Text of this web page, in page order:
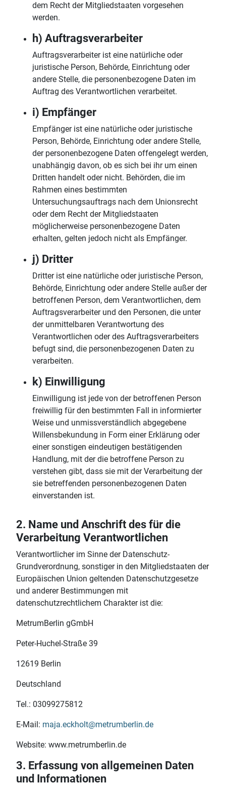
dem Recht der Mitgliedstaaten vorgesehen
werden.
h) Auftragsverarbeiter
Auftragsverarbeiter ist eine natürliche oder
juristische Person, Behörde, Einrichtung oder
andere Stelle, die personenbezogene Daten im
Auftrag des Verantwortlichen verarbeitet.
i) Empfänger
Empfänger ist eine natürliche oder juristische
Person, Behörde, Einrichtung oder andere Stelle,
der personenbezogene Daten offengelegt werden,
unabhängig davon, ob es sich bei ihr um einen
Dritten handelt oder nicht. Behörden, die im
Rahmen eines bestimmten
Untersuchungsauftrags nach dem Unionsrecht
oder dem Recht der Mitgliedstaaten
möglicherweise personenbezogene Daten
erhalten, gelten jedoch nicht als Empfänger.
j) Dritter
Dritter ist eine natürliche oder juristische Person,
Behörde, Einrichtung oder andere Stelle außer der
betroffenen Person, dem Verantwortlichen, dem
Auftragsverarbeiter und den Personen, die unter
der unmittelbaren Verantwortung des
Verantwortlichen oder des Auftragsverarbeiters
befugt sind, die personenbezogenen Daten zu
verarbeiten.
k) Einwilligung
Einwilligung ist jede von der betroffenen Person
freiwillig für den bestimmten Fall in informierter
Weise und unmissverständlich abgegebene
Willensbekundung in Form einer Erklärung oder
einer sonstigen eindeutigen bestätigenden
Handlung, mit der die betroffene Person zu
verstehen gibt, dass sie mit der Verarbeitung der
sie betreffenden personenbezogenen Daten
einverstanden ist.
2. Name und Anschrift des für die
Verarbeitung Verantwortlichen
Verantwortlicher im Sinne der Datenschutz-
Grundverordnung, sonstiger in den Mitgliedstaaten der
Europäischen Union geltenden Datenschutzgesetze
und anderer Bestimmungen mit
datenschutzrechtlichem Charakter ist die:
MetrumBerlin gGmbH
Peter-Huchel-Straße 39
12619 Berlin
Deutschland
Tel.: 03099275812
E-Mail: maja.eckholt@metrumberlin.de
Website: www.metrumberlin.de
3. Erfassung von allgemeinen Daten
und Informationen